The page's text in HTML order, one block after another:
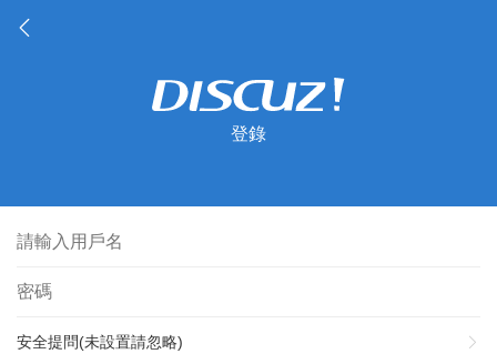
登錄
安全提問(未設置請忽略)